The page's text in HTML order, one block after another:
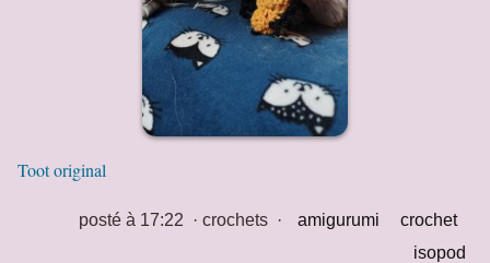
Toot original
posté à 17:22 · crochets· amigurumi
crochet
isopod